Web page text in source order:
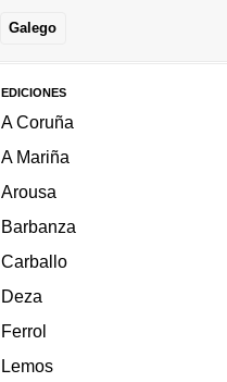
Galego
EDICIONES
A Coruña
A Mariña
Arousa
Barbanza
Carballo
Deza
Ferrol
Lemos